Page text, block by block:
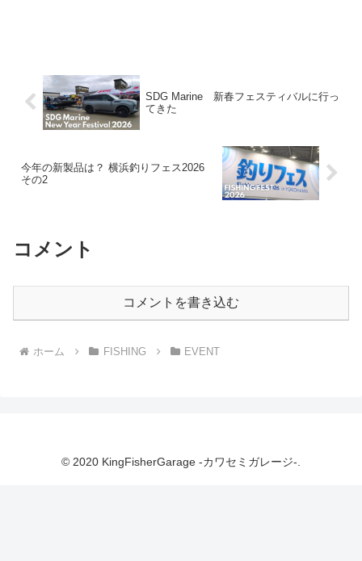
SDG Marine 新春フェスティバルに行っ
てきた
今年の新製品は？ 横浜釣りフェス2026
その2
コメント
コメントを書き込む
ホーム FISHING EVENT
© 2020 KingFisherGarage -カワセミガレージ-.